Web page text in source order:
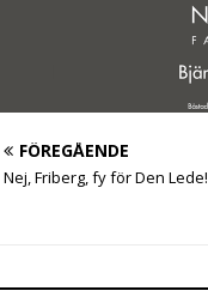
FÖREGÅENDE
Nej, Friberg, fy för Den Lede!